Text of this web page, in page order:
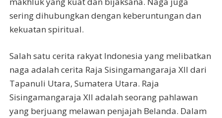
sering dihubungkan dengan keberuntungan dan
kekuatan spiritual.
Salah satu cerita rakyat Indonesia yang melibatkan
naga adalah cerita Raja Sisingamangaraja XII dari
Tapanuli Utara, Sumatera Utara. Raja
Sisingamangaraja XII adalah seorang pahlawan
yang berjuang melawan penjajah Belanda. Dalam